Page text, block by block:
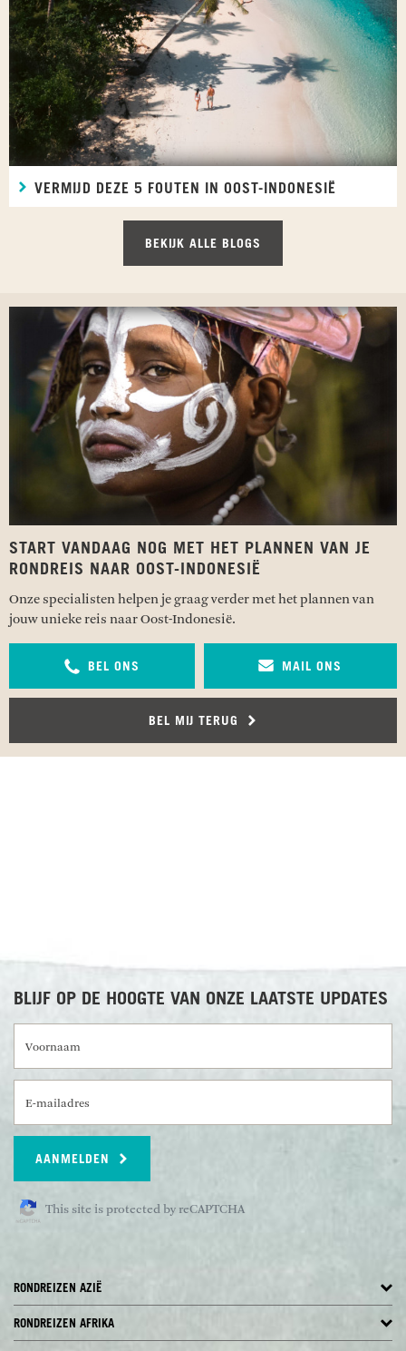
VERMIJD DEZE 5 FOUTEN IN OOST-INDONESIË
BEKIJK ALLE BLOGS
START VANDAAG NOG MET HET PLANNEN VAN JE
RONDREIS NAAR OOST-INDONESIË
Onze specialisten helpen je graag verder met het plannen van
jouw unieke reis naar Oost-Indonesië.
BEL ONS MAIL ONS
BEL MIJ TERUG
BLIJF OP DE HOOGTE VAN ONZE LAATSTE UPDATES
AANMELDEN
This site is protected by reCAPTCHA
RONDREIZEN AZIË
RONDREIZEN AFRIKA